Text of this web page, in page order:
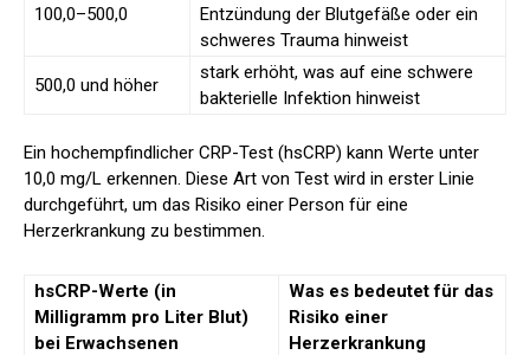
100,0–500,0
Entzündung der Blutgefäße oder ein
schweres Trauma hinweist
500,0 und höher
stark erhöht, was auf eine schwere
bakterielle Infektion hinweist
Ein hochempfindlicher CRP-Test (hsCRP) kann Werte unter
10,0 mg/L erkennen. Diese Art von Test wird in erster Linie
durchgeführt, um das Risiko einer Person für eine
Herzerkrankung zu bestimmen.
hsCRP-Werte (in
Milligramm pro Liter Blut)
bei Erwachsenen
Was es bedeutet für das
Risiko einer
Herzerkrankung